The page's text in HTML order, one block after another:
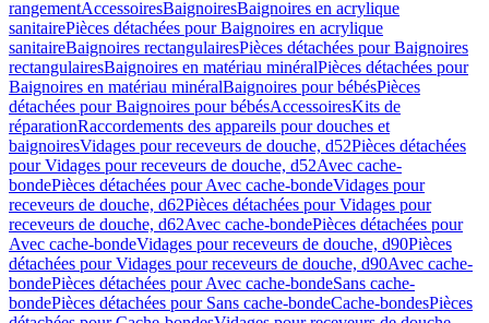
rangementAccessoiresBaignoiresBaignoires en acrylique
sanitairePièces détachées pour Baignoires en acrylique
sanitaireBaignoires rectangulairesPièces détachées pour Baignoires
rectangulairesBaignoires en matériau minéralPièces détachées pour
Baignoires en matériau minéralBaignoires pour bébésPièces
détachées pour Baignoires pour bébésAccessoiresKits de
réparationRaccordements des appareils pour douches et
baignoiresVidages pour receveurs de douche, d52Pièces détachées
pour Vidages pour receveurs de douche, d52Avec cache-
bondePièces détachées pour Avec cache-bondeVidages pour
receveurs de douche, d62Pièces détachées pour Vidages pour
receveurs de douche, d62Avec cache-bondePièces détachées pour
Avec cache-bondeVidages pour receveurs de douche, d90Pièces
détachées pour Vidages pour receveurs de douche, d90Avec cache-
bondePièces détachées pour Avec cache-bondeSans cache-
bondePièces détachées pour Sans cache-bondeCache-bondesPièces